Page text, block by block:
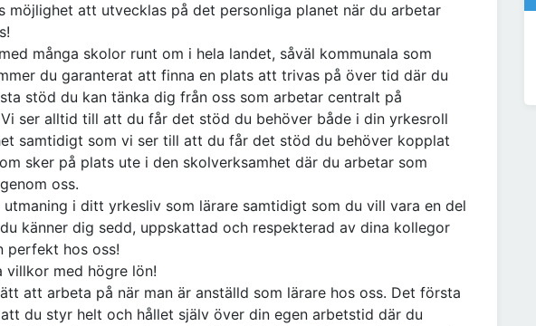
möjlighet att utvecklas på det personliga planet när du arbetar
många skolor runt om i hela landet, såväl kommunala som
du garanterat att finna en plats att trivas på över tid där du
stöd du kan tänka dig från oss som arbetar centralt på
Vi ser alltid till att du får det stöd du behöver både i din yrkesroll
samtidigt som vi ser till att du får det stöd du behöver kopplat
sker på plats ute i den skolverksamhet där du arbetar som
oss.
utmaning i ditt yrkesliv som lärare samtidigt som du vill vara en del
känner dig sedd, uppskattad och respekterad av dina kollegor
perfekt hos oss!
villkor med högre lön!
att arbeta på när man är anställd som lärare hos oss. Det första
du styr helt och hållet själv över din egen arbetstid där du